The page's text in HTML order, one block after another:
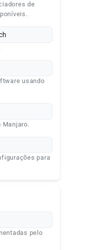
de
usando
Manjaro.
para
pelo